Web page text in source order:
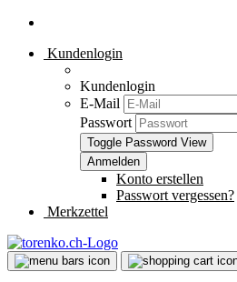
Kundenlogin
Kundenlogin
E-Mail
Passwort
Toggle Password View
Konto erstellen
Passwort vergessen?
Merkzettel